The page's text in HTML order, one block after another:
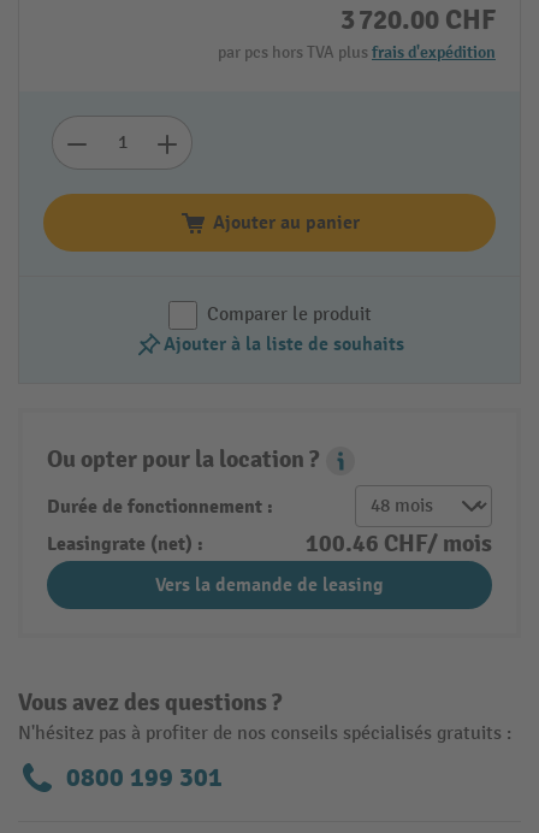
3 720.00 CHF
par pcs hors TVA plus frais d'expédition
Ajouter au panier
Comparer le produit
Ajouter à la liste de souhaits
Vous avez des questions ?
N'hésitez pas à profiter de nos conseils spécialisés gratuits :
0800 199 301
Ou opter pour la location ?
Leasing Popover
Durée de fonctionnement :
Leasingrate (net) :
100.46 CHF/ mois
Vers la demande de leasing